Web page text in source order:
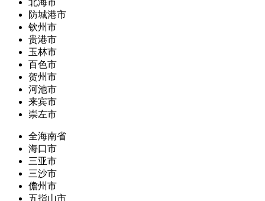
北海市
防城港市
钦州市
贵港市
玉林市
百色市
贺州市
河池市
来宾市
崇左市
全海南省
海口市
三亚市
三沙市
儋州市
五指山市